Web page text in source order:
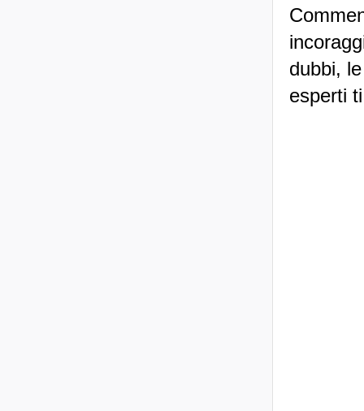
dubbi,
esperti